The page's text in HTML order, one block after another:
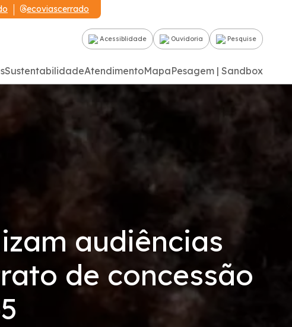
ecoviascerrado
Acessiblidade Ouvidoria Pesquise
SustentabilidadeAtendimentoMapaPesagem | Sandbox
audiências
de concessão